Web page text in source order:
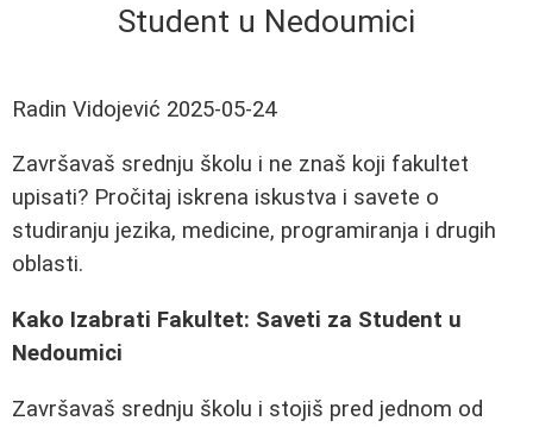
Student u Nedoumici
Radin Vidojević 2025-05-24
Završavaš srednju školu i ne znaš koji fakultet
upisati? Pročitaj iskrena iskustva i savete o
studiranju jezika, medicine, programiranja i drugih
oblasti.
Kako Izabrati Fakultet: Saveti za Student u
Nedoumici
Završavaš srednju školu i stojiš pred jednom od